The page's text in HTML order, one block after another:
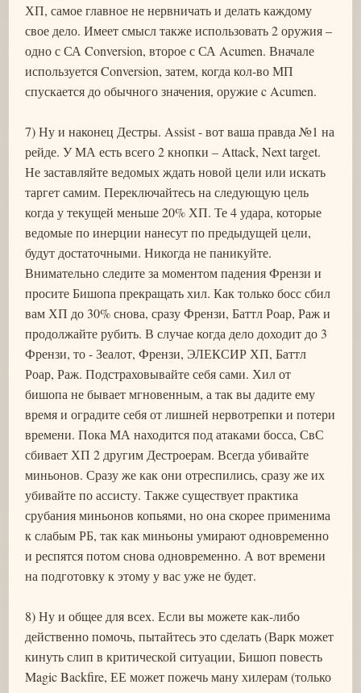
ХП, самое главное не нервничать и делать каждому
свое дело. Имеет смысл также использовать 2 оружия –
одно с СА Conversion, второе с СА Acumen. Вначале
используется Conversion, затем, когда кол-во МП
спускается до обычного значения, оружие c Acumen.
7) Ну и наконец Дестры. Assist - вот ваша правда №1 на
рейде. У МА есть всего 2 кнопки – Attack, Next target.
Не заставляйте ведомых ждать новой цели или искать
таргет самим. Переключайтесь на следующую цель
когда у текущей меньше 20% ХП. Те 4 удара, которые
ведомые по инерции нанесут по предыдущей цели,
будут достаточными. Никогда не паникуйте.
Внимательно следите за моментом падения Френзи и
просите Бишопа прекращать хил. Как только босс сбил
вам ХП до 30% снова, сразу Френзи, Баттл Роар, Раж и
продолжайте рубить. В случае когда дело доходит до 3
Френзи, то - Зеалот, Френзи, ЭЛЕКСИР ХП, Баттл
Роар, Раж. Подстраховывайте себя сами. Хил от
бишопа не бывает мгновенным, а так вы дадите ему
время и оградите себя от лишней нервотрепки и потери
времени. Пока МА находится под атаками босса, СвС
сбивает ХП 2 другим Дестроерам. Всегда убивайте
миньонов. Сразу же как они отреспились, сразу же их
убивайте по ассисту. Также существует практика
срубания миньонов копьями, но она скорее применима
к слабым РБ, так как миньоны умирают одновременно
и респятся потом снова одновременно. А вот времени
на подготовку к этому у вас уже не будет.
8) Ну и общее для всех. Если вы можете как-либо
действенно помочь, пытайтесь это сделать (Варк может
кинуть слип в критической ситуации, Бишоп повесть
Magic Backfire, ЕЕ может пожечь ману хилерам (только